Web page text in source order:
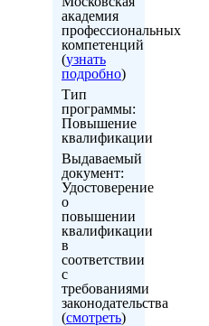
академия
профессиональных
компетенций
(узнать
подробно)
Тип
программы:
Повышение
квалификации
Выдаваемый
документ:
Удостоверение
о
повышении
квалификации
в
соответствии
с
требованиями
законодательства
(смотреть)